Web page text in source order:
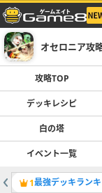
オセロニア攻
攻略TOP
デッキレシピ
白の塔
イベント一覧
1最強デッキラン